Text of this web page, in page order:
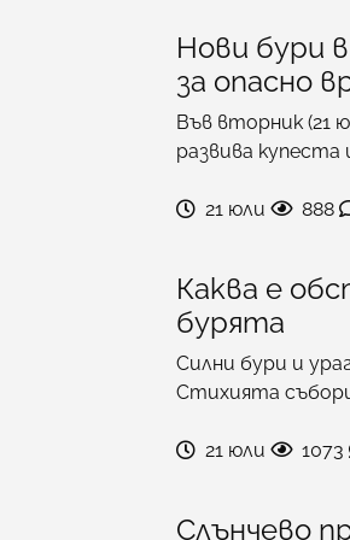
Нови бури
за опасно
Във вторник (21
развива
21 юли 888
Каква е
бурята
Силни бури и
Стихията
21 юли 1073
Слънчево